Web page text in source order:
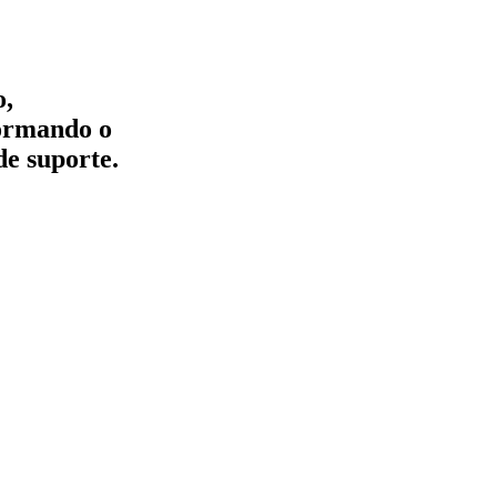
o
suporte.